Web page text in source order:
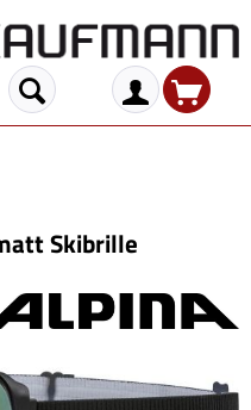
Skibrille